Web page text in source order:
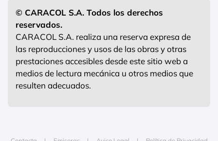
© CARACOL S.A. Todos los derechos
reservados.
CARACOL S.A. realiza una reserva expresa de
las reproducciones y usos de las obras y otras
prestaciones accesibles desde este sitio web a
medios de lectura mecánica u otros medios que
resulten adecuados.